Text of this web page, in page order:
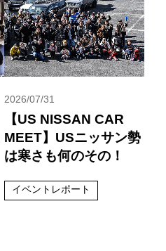
2026/07/31
【US NISSAN CAR
MEET】USニッサン勢
は寒さも何のその！
イベントレポート